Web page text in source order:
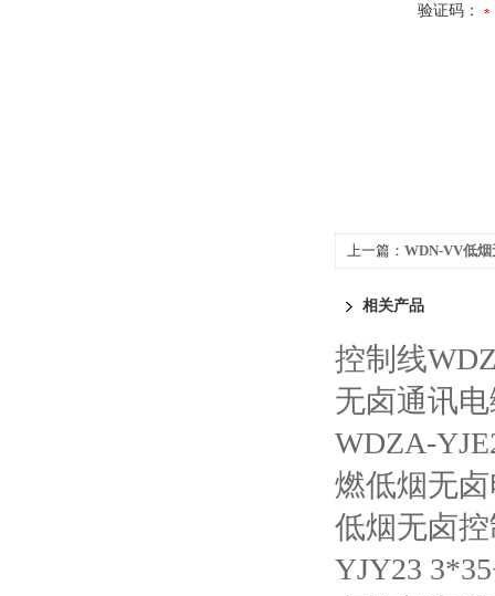
验证码：
上一篇： WDN-VV低
相关产品
控制线
无卤通讯
WDZA-
燃低烟无
低烟无卤
YJY23